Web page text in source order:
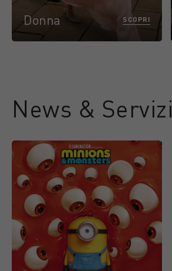
Donna SCOPRI
News & Servizi